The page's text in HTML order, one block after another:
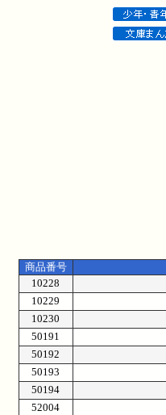
商品番号
10228
10229
10230
50191
50192
50193
50194
52004